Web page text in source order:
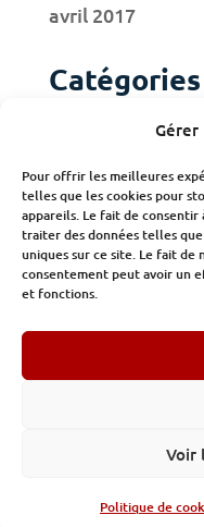
Gérer
Pour offrir les meilleures
telles que les cookies pour
appareils. Le fait de
traiter des données telles
uniques sur ce site. Le fait de
consentement peut avoir un
et fonctions.
Voir
Politique de
avril 2017
Catégories
Publications
© Institut des
Kléber